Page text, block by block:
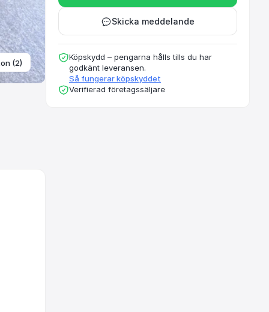
(2)
Skicka meddelande
Köpskydd – pengarna hålls tills du har
godkänt leveransen.
Så fungerar köpskyddet
Verifierad företagssäljare